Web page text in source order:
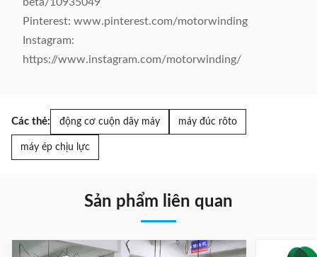
Pinterest: www.pinterest.com/motorwinding
Instagram:
https://www.instagram.com/motorwinding/
Các thẻ: động cơ cuộn dây máy máy đúc rôto
máy ép chịu lực
Sản phẩm liên quan